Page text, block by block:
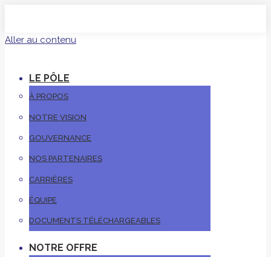
Aller au contenu
LE PÔLE
À PROPOS
NOTRE VISION
GOUVERNANCE
NOS PARTENAIRES
CARRIÈRES
ÉQUIPE
DOCUMENTS TÉLÉCHARGEABLES
NOTRE OFFRE